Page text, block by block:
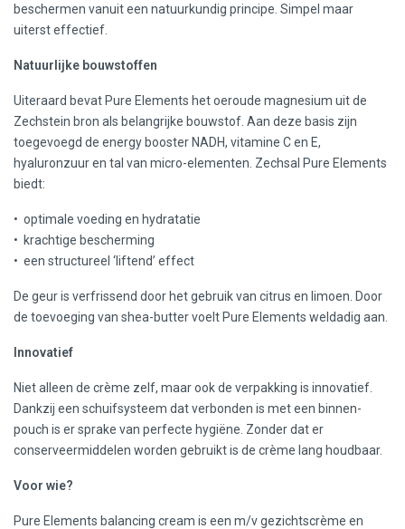
beschermen vanuit een natuurkundig principe. Simpel maar
uiterst effectief.
Natuurlijke bouwstoffen
Uiteraard bevat Pure Elements het oeroude magnesium uit de
Zechstein bron als belangrijke bouwstof. Aan deze basis zijn
toegevoegd de energy booster NADH, vitamine C en E,
hyaluronzuur en tal van micro-elementen. Zechsal Pure Elements
biedt:
• optimale voeding en hydratatie
• krachtige bescherming
• een structureel ‘liftend’ effect
De geur is verfrissend door het gebruik van citrus en limoen. Door
de toevoeging van shea-butter voelt Pure Elements weldadig aan.
Innovatief
Niet alleen de crème zelf, maar ook de verpakking is innovatief.
Dankzij een schuifsysteem dat verbonden is met een binnen-
pouch is er sprake van perfecte hygiëne. Zonder dat er
conserveermiddelen worden gebruikt is de crème lang houdbaar.
Voor wie?
Pure Elements balancing cream is een m/v gezichtscrème en